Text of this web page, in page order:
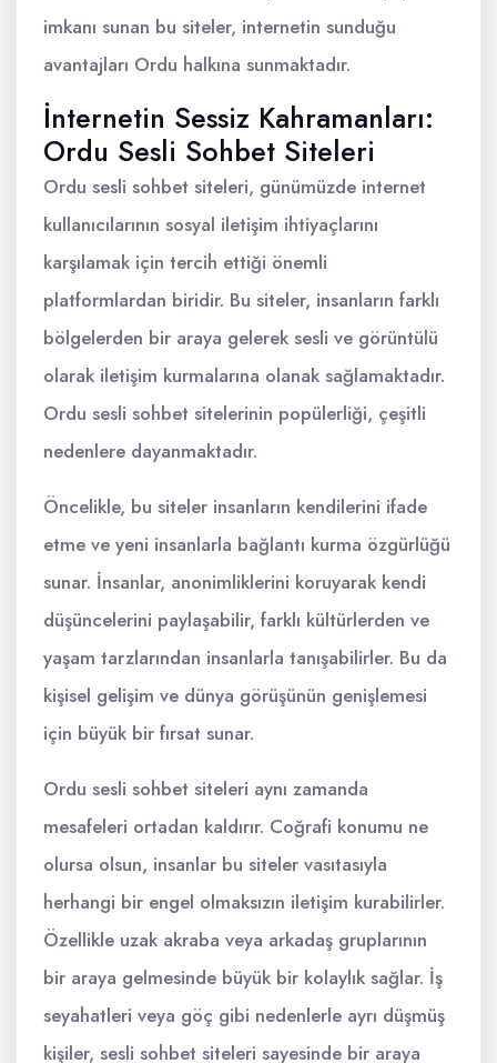
imkanı sunan bu siteler, internetin sunduğu
avantajları Ordu halkına sunmaktadır.
İnternetin Sessiz Kahramanları:
Ordu Sesli Sohbet Siteleri
Ordu sesli sohbet siteleri, günümüzde internet
kullanıcılarının sosyal iletişim ihtiyaçlarını
karşılamak için tercih ettiği önemli
platformlardan biridir. Bu siteler, insanların farklı
bölgelerden bir araya gelerek sesli ve görüntülü
olarak iletişim kurmalarına olanak sağlamaktadır.
Ordu sesli sohbet sitelerinin popülerliği, çeşitli
nedenlere dayanmaktadır.
Öncelikle, bu siteler insanların kendilerini ifade
etme ve yeni insanlarla bağlantı kurma özgürlüğü
sunar. İnsanlar, anonimliklerini koruyarak kendi
düşüncelerini paylaşabilir, farklı kültürlerden ve
yaşam tarzlarından insanlarla tanışabilirler. Bu da
kişisel gelişim ve dünya görüşünün genişlemesi
için büyük bir fırsat sunar.
Ordu sesli sohbet siteleri aynı zamanda
mesafeleri ortadan kaldırır. Coğrafi konumu ne
olursa olsun, insanlar bu siteler vasıtasıyla
herhangi bir engel olmaksızın iletişim kurabilirler.
Özellikle uzak akraba veya arkadaş gruplarının
bir araya gelmesinde büyük bir kolaylık sağlar. İş
seyahatleri veya göç gibi nedenlerle ayrı düşmüş
kişiler, sesli sohbet siteleri sayesinde bir araya